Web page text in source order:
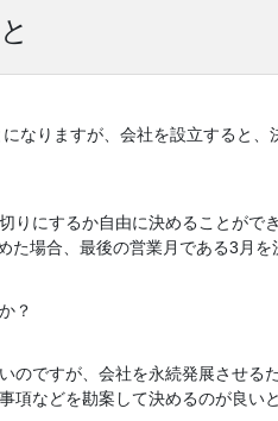
なりますが、会社を設立すると、
にするか自由に決めることができ
場合、最後の営業月である3月を
？
のですが、会社を永続発展させる
などを勘案して決めるのが良いと